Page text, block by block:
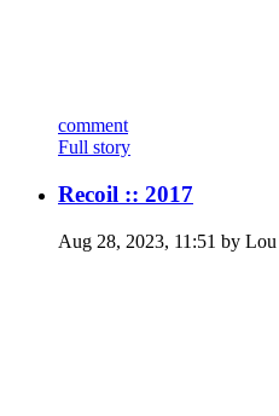
comment
Full story
Recoil :: 2017
Aug 28, 2023, 11:51 by